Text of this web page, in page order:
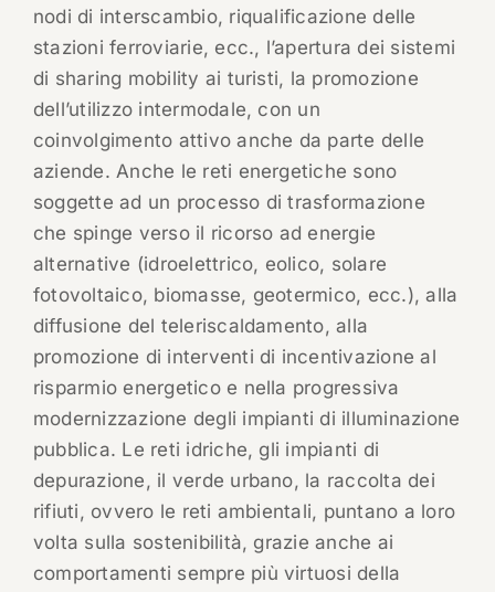
nodi di interscambio, riqualificazione delle
stazioni ferroviarie, ecc., l’apertura dei sistemi
di sharing mobility ai turisti, la promozione
dell’utilizzo intermodale, con un
coinvolgimento attivo anche da parte delle
aziende. Anche le reti energetiche sono
soggette ad un processo di trasformazione
che spinge verso il ricorso ad energie
alternative (idroelettrico, eolico, solare
fotovoltaico, biomasse, geotermico, ecc.), alla
diffusione del teleriscaldamento, alla
promozione di interventi di incentivazione al
risparmio energetico e nella progressiva
modernizzazione degli impianti di illuminazione
pubblica. Le reti idriche, gli impianti di
depurazione, il verde urbano, la raccolta dei
rifiuti, ovvero le reti ambientali, puntano a loro
volta sulla sostenibilità, grazie anche ai
comportamenti sempre più virtuosi della